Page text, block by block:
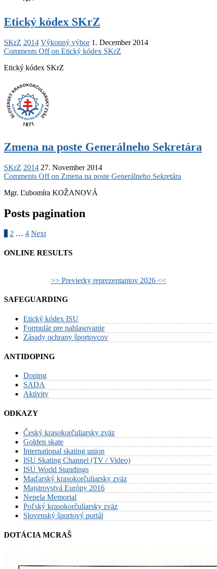
Etický kódex SKrZ
SKrZ 2014 Výkonný výbor 1. December 2014
Comments Offon Etický kódex SKrZ
Etický kódex SKrZ
Zmena na poste Generálneho Sekretára
SKrZ 2014 27. November 2014
Comments Offon Zmena na poste Generálneho Sekretára
Mgr. Ľubomíra KOŽANOVÁ
Posts pagination
1 2 … 4 Next
ONLINE RESULTS
>> Previerky reprezentantov 2026 <<
SAFEGUARDING
Etický kódex ISU
Formulár pre nahlasovanie
Zásady ochrany športovcov
ANTIDOPING
Doping
SADA
Aktivity
ODKAZY
Český krasokorčuliarsky zväz
Golden skate
International skating union
ISU Skating Channel (TV / Video)
ISU World Standings
Maďarský krasokorčuliarsky zväz
Majstrovstvá Európy 2016
Nepela Memorial
Poľský krasokorčuliarsky zväz
Slovenský športový portál
DOTÁCIA MCRAŠ